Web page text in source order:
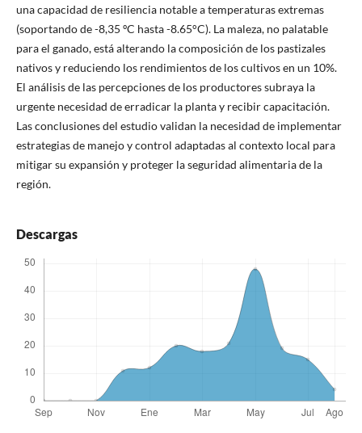
una capacidad de resiliencia notable a temperaturas extremas
(soportando de -8,35 ºC hasta -8.65°C). La maleza, no palatable
para el ganado, está alterando la composición de los pastizales
nativos y reduciendo los rendimientos de los cultivos en un 10%.
El análisis de las percepciones de los productores subraya la
urgente necesidad de erradicar la planta y recibir capacitación.
Las conclusiones del estudio validan la necesidad de implementar
estrategias de manejo y control adaptadas al contexto local para
mitigar su expansión y proteger la seguridad alimentaria de la
región.
Descargas